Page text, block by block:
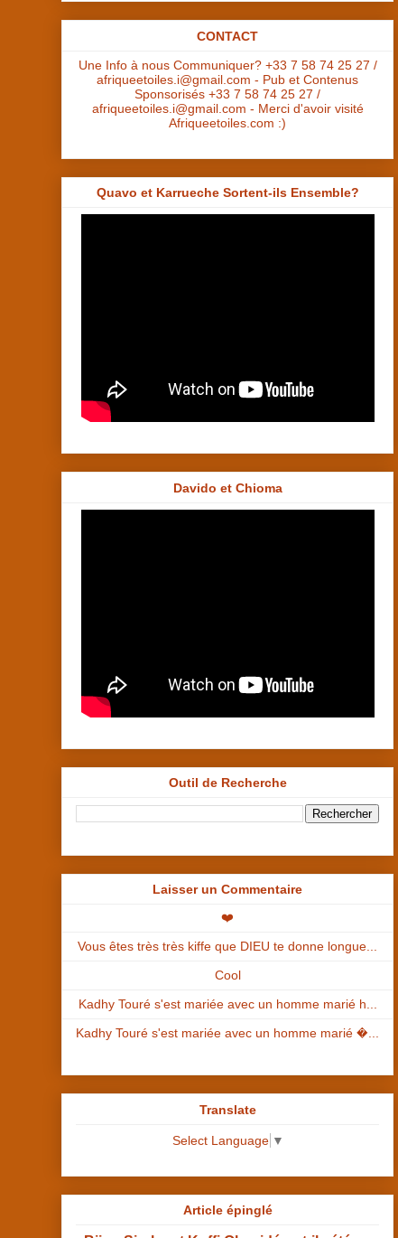
CONTACT
Une Info à nous Communiquer? +33 7 58 74 25 27 /
afriqueetoiles.i@gmail.com - Pub et Contenus
Sponsorisés +33 7 58 74 25 27 /
afriqueetoiles.i@gmail.com - Merci d'avoir visité
Afriqueetoiles.com :)
Quavo et Karrueche Sortent-ils Ensemble?
Davido et Chioma
Outil de Recherche
Laisser un Commentaire
❤️
Vous êtes très très kiffe que DIEU te donne longue...
Cool
Kadhy Touré s'est mariée avec un homme marié h...
Kadhy Touré s'est mariée avec un homme marié �...
Translate
Select Language ▼
Article épinglé